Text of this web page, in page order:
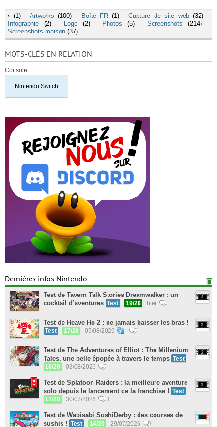
› (1) - Artworks (100) - Boîte FR (1) -Capture de site web(32) -
Infographie (2) - Logo(2) - Photos (5) -Screenshots (214) -
Screenshots maison (37)
MOTS-CLÉS EN RELATION
Console
Nintendo Switch
Dernières infos Nintendo
Test de Tavern Talk Stories Dreamwalker : un
cocktail d’aventures Test 19/20 hier
Test de Heave Ho 2 : ne jamais baisser les bras !
Test 17/20 05/08/2026
Test de The Adventures of Elliot : The Millenium
Tales, une belle épopée à travers le temps Test
16/20
03/08/2026
Test de Splatoon Raiders : la meilleure aventure
solo depuis le lancement de la franchise !
Test
17/20
30/07/2026 1
Test de Wabisabi SushiDerby : des courses de
sushis !
Test 14/20 29/07/2026